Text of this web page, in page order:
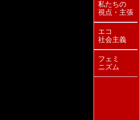
私たちの
視点・主張
エコ
社会主義
フェミ
ニズム